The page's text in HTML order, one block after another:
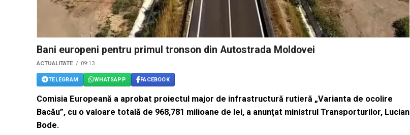
Bani europeni pentru primul tronson din Autostrada Moldovei
ACTUALITATE 09:13
TELEGRAM WHATSAPP FACEBOOK
Comisia Europeană a aprobat proiectul major de infrastructură rutieră „Varianta de ocolire
Bacău”, cu o valoare totală de 968,781 milioane de lei, a anunţat ministrul Transporturilor, Lucian
Bode.